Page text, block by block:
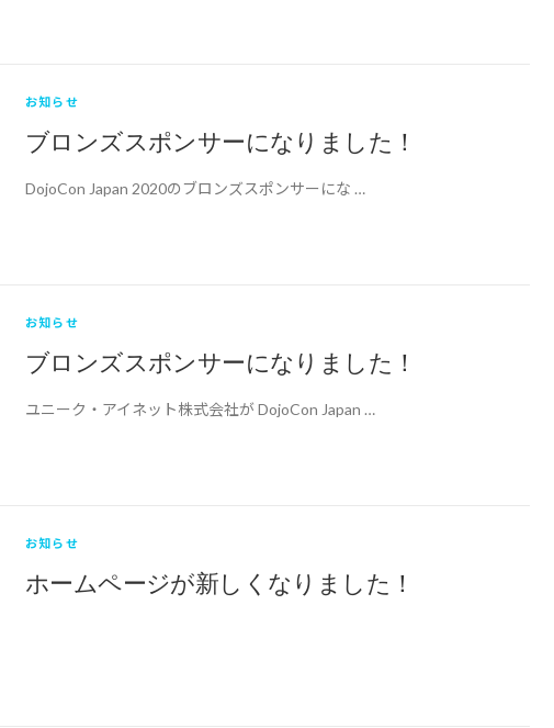
お知らせ
ブロンズスポンサーになりました！
DojoCon Japan 2020のブロンズスポンサーにな …
お知らせ
ブロンズスポンサーになりました！
ユニーク・アイネット株式会社が DojoCon Japan …
お知らせ
ホームページが新しくなりました！